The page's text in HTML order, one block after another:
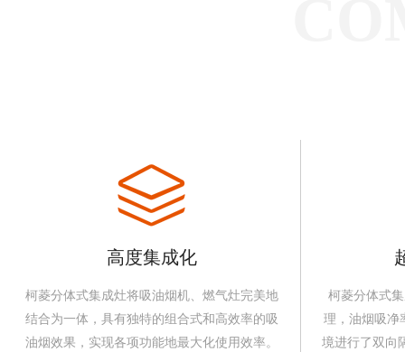
高度集成化
柯菱分体式集成灶将吸油烟机、燃气灶完美地
结合为一体，具有独特的组合式和高效率的吸
油烟效果，实现各项功能地最大化使用效率。
柯菱分体式
理，油烟吸净
境进行了双向